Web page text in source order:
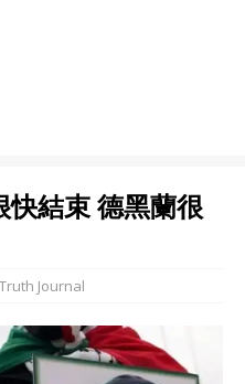
結束 德黑蘭很
Journal